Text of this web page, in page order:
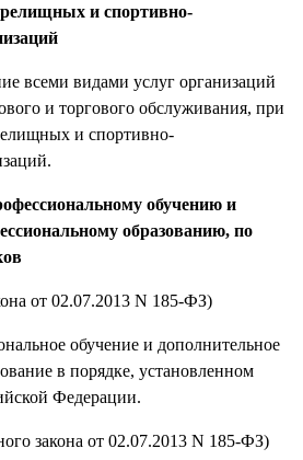
и спортивно-
всеми видами услуг организаций
и торгового обслуживания, при
и спортивно-
обучению и
образованию, по
от 02.07.2013 N 185-ФЗ)
обучение и дополнительное
в порядке, установленном
Федерации.
закона от 02.07.2013 N 185-ФЗ)